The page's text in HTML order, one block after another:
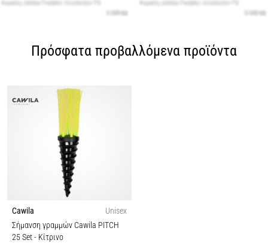
Πρόσφατα προβαλλόμενα προϊόντα
Cawila
Unisex
Σήμανση γραμμών Cawila PITCH
25 Set- Κίτρινο